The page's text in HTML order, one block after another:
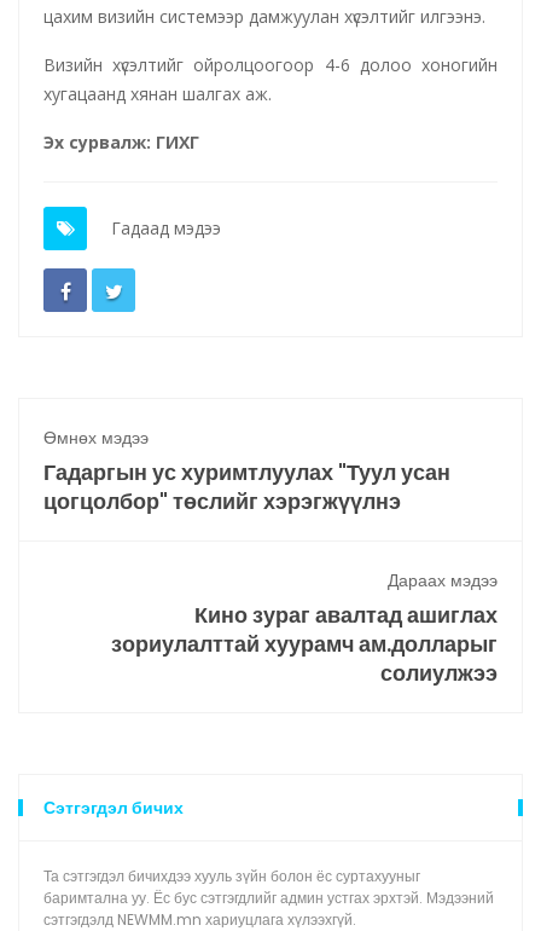
цахим визийн системээр дамжуулан хүсэлтийг илгээнэ.
Визийн хүсэлтийг ойролцоогоор 4-6 долоо хоногийн
хугацаанд хянан шалгах аж.
Эх сурвалж: ГИХГ
Гадаад мэдээ
Өмнөх мэдээ
Гадаргын ус хуримтлуулах "Туул усан
цогцолбор" төслийг хэрэгжүүлнэ
Дараах мэдээ
Кино зураг авалтад ашиглах
зориулалттай хуурамч ам.долларыг
солиулжээ
Сэтгэгдэл бичих
Та сэтгэгдэл бичихдээ хууль зүйн болон ёс суртахууныг
баримтална уу. Ёс бус сэтгэгдлийг админ устгах эрхтэй. Мэдээний
сэтгэгдэлд NEWMM.mn хариуцлага хүлээхгүй.